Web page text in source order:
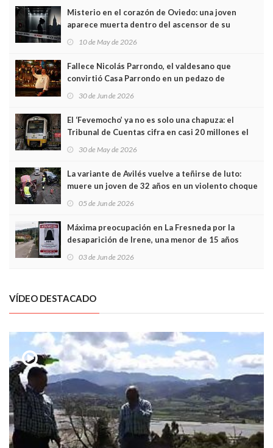
Misterio en el corazón de Oviedo: una joven
aparece muerta dentro del ascensor de su
edificio y las cámaras captan sus últimos minutos
10 de May de 2026
Fallece Nicolás Parrondo, el valdesano que
convirtió Casa Parrondo en un pedazo de
Asturias en Madrid
30 de Jun de 2026
El ‘Fevemocho’ ya no es solo una chapuza: el
Tribunal de Cuentas cifra en casi 20 millones el
sobrecoste de los trenes que no cabían por los
30 de May de 2026
La variante de Avilés vuelve a teñirse de luto:
muere un joven de 32 años en un violento choque
frontal
05 de Jun de 2026
Máxima preocupación en La Fresneda por la
desaparición de Irene, una menor de 15 años
03 de Jun de 2026
VÍDEO DESTACADO